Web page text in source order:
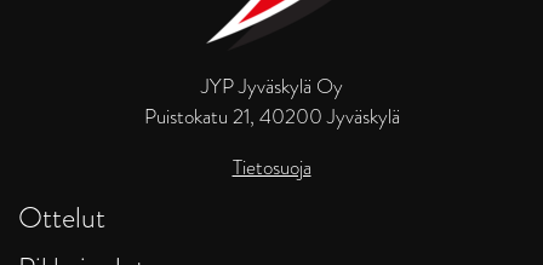
JYP Jyväskylä Oy
Puistokatu 21, 40200 Jyväskylä
Tietosuoja
Ottelut